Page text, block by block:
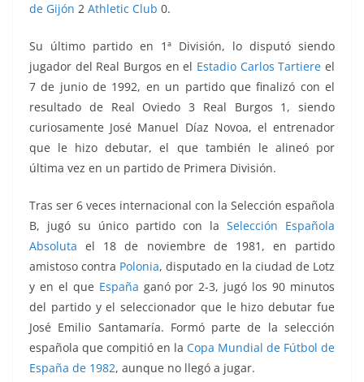
de Gijón 2 Athletic Club 0.
Su último partido en 1ª División, lo disputó siendo
jugador del Real Burgos en el Estadio Carlos Tartiere el
7 de junio de 1992, en un partido que finalizó con el
resultado de Real Oviedo 3 Real Burgos 1, siendo
curiosamente José Manuel Díaz Novoa, el entrenador
que le hizo debutar, el que también le alineó por
última vez en un partido de Primera División.
Tras ser 6 veces internacional con la Selección española
B, jugó su único partido con la Selección Española
Absoluta el 18 de noviembre de 1981, en partido
amistoso contra Polonia, disputado en la ciudad de Lotz
y en el que España ganó por 2-3, jugó los 90 minutos
del partido y el seleccionador que le hizo debutar fue
José Emilio Santamaría. Formó parte de la selección
española que compitió en la Copa Mundial de Fútbol de
España de 1982, aunque no llegó a jugar.